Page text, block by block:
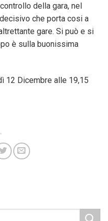
della gara, nel
che porta cosi a
gare. Si può e si
è sulla buonissima
12 Dicembre alle 19,15